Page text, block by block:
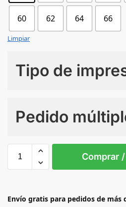
60 62 64 66
Limpiar
Tipo de
Pedido
48
Black
Comprar
Envío gratis para pedidos de más